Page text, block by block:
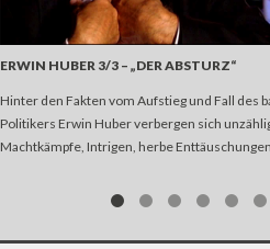
ERWIN HUBER 3/3 – „DER ABSTURZ“
Hinter den Fakten vom Aufstieg und Fall des
Politikers Erwin Huber verbergen sich
Machtkämpfe, Intrigen, herbe